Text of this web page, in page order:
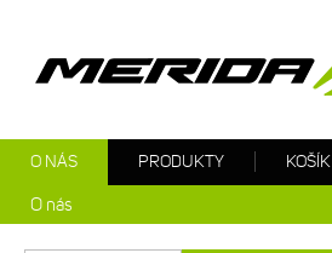
O NÁS
O nás
PRODUKTY KOŠÍK